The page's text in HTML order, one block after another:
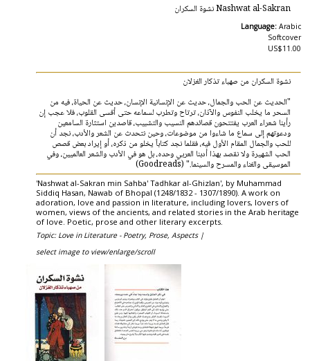
Nashwat al-Sakran نشوة السكران
Language: Arabic
Softcover
US$11.00
نشوة السكران من صهباء تذكار الغزلان
"الحديث عن الحب والجمال، حديث عن الإنسانية الإنسان، حديث عن الحياة، فيه من
السحر ما يخلب النفوس والآذان، ترتاح وتطرب لسماعه حتى أقسى القلوب، فلا عجب إن
رأينا شعراء العرب يفتتحون قصائدهم النسيب والتشبيب، قاصدين استثارة السامعين
ودعوتهم إلى سماع ما شاءوا من موضوعات، وحين نتحدث عن الشعر والأدب، نجد أن
للحب والجمال المقام الأول فيه، فقلما نجد كتاباً يخلو من ذكره، أو إيراد بعض قصص
الحب الشهيرة ولا نقصد بهذا أدبنا العربي وحده، بل هو في الأدب والشعر العالميين، وفي
الموسيقى والغناء والمسرح والسينما." (Goodreads)
'Nashwat al-Sakran min Sahba' Tadhkar al-Ghizlan', by Muhammad
Siddiq Hasan, Nawab of Bhopal (1248/1832 - 1307/1890). A work on
adoration, love and passion in literature, including lovers, lovers of
women, views of the ancients, and related stories in the Arab heritage
of love. Poetic, prose and other literary excerpts.
Topic: Love in Literature - Poetry, Prose, Aspects |
select image to view/enlarge/scroll